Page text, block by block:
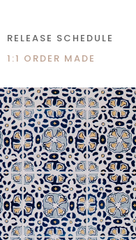
RELEASE SCHEDULE
1:1 ORDER MADE